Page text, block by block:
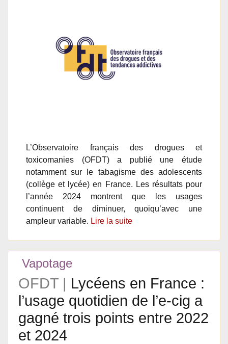
L’Observatoire français des drogues et
toxicomanies (OFDT) a publié une étude
notamment sur le tabagisme des adolescents
(collège et lycée) en France. Les résultats pour
l’année 2024 montrent que les usages
continuent de diminuer, quoiqu’avec une
ampleur variable. Lire la suite
Vapotage
OFDT | Lycéens en France :
l’usage quotidien de l’e-cig a
gagné trois points entre 2022
et 2024